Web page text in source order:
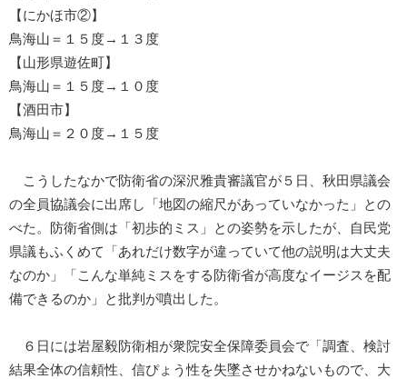
【にかほ市②】
鳥海山＝１５度→１３度
【山形県遊佐町】
鳥海山＝１５度→１０度
【酒田市】
鳥海山＝２０度→１５度
こうしたなかで防衛省の深沢雅貴審議官が５日、秋田県議会
の全員協議会に出席し「地図の縮尺があっていなかった」との
べた。防衛省側は「初歩的ミス」との姿勢を示したが、自民党
県議もふくめて「あれだけ数字が違っていて他の説明は大丈夫
なのか」「こんな単純ミスをする防衛省が高度なイージスを配
備できるのか」と批判が噴出した。
６日には岩屋毅防衛相が衆院安全保障委員会で「調査、検討
結果全体の信頼性、信ぴょう性を失墜させかねないもので、大